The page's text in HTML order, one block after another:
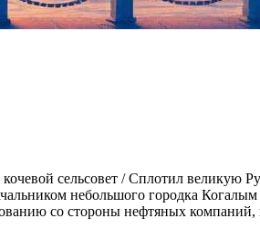
сельсовет / Сплотил великую
небольшого городка
со стороны нефтяных